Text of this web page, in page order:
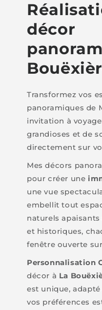
décor
Transformez vos
panoramiques de
invitation à
grandioses et de
directement sur
Mes décors
pour créer une
une vue
embellit tout
naturels
et historiques,
fenêtre ouverte
Personnalisation
décor à La
est unique,
vos préférences